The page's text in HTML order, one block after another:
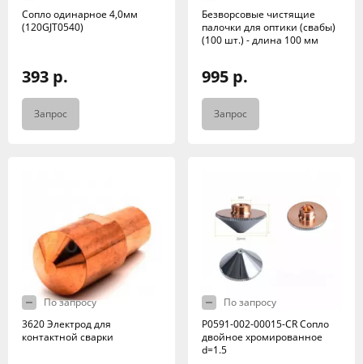
Сопло одинарное 4,0мм
(120GJT0540)
393 р.
Запрос
Безворсовые чистящие
палочки для оптики (свабы)
(100 шт.) - длина 100 мм
995 р.
Запрос
По запросу
3620 Электрод для
контактной сварки
По запросу
P0591-002-00015-CR Сопло
двойное хромированное
d=1.5